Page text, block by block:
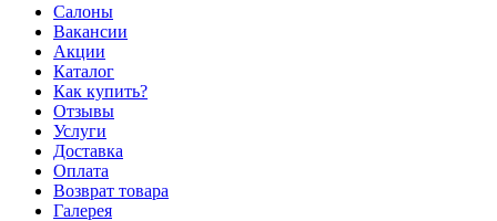
Салоны
Вакансии
Акции
Каталог
Как купить?
Отзывы
Услуги
Доставка
Оплата
Возврат товара
Галерея